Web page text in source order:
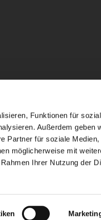
Funktionen für
Außerdem geben
Partner für soziale Medien,
möglicherweise mit
Ihrer Nutzung der
ChurchDesk-